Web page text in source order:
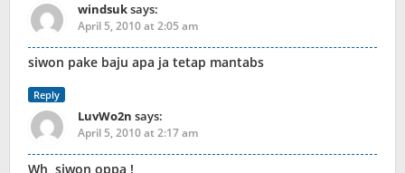
windsuksays:
April 5, 2010 at 2:05 am
siwon pake baju apa ja tetap mantabs
Reply
LuvWo2n says:
April 5, 2010 at 2:17 am
Wh, siwon oppa,!